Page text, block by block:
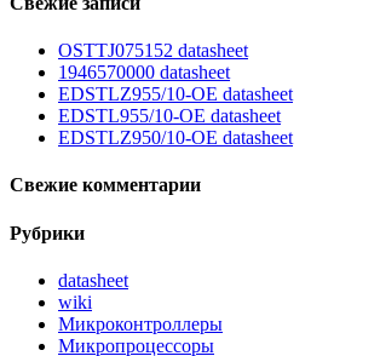
OSTTJ075152 datasheet
1946570000 datasheet
EDSTLZ955/10-OE datasheet
EDSTL955/10-OE datasheet
EDSTLZ950/10-OE datasheet
Свежие комментарии
Рубрики
datasheet
wiki
Микроконтроллеры
Микропроцессоры